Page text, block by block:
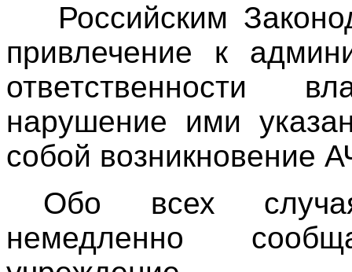
Российским
привлечение к
ответственности
нарушение ими
собой возникновение
Обо всех
немедленно